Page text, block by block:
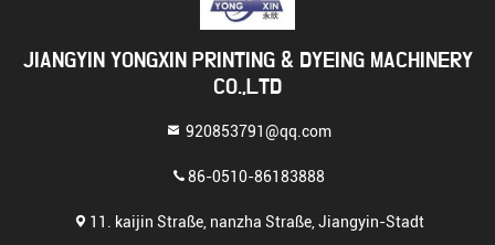
JIANGYIN YONGXIN PRINTING & DYEING MACHINERY
CO.,LTD
920853791@qq.com
86-0510-86183888
11. kaijin Straße, nanzha Straße, Jiangyin-Stadt